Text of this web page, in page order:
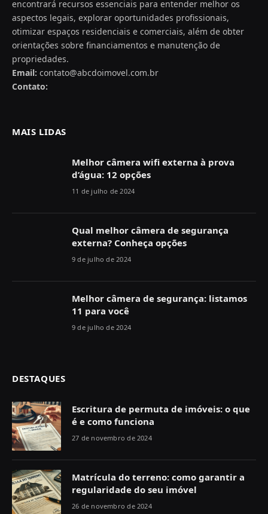
encontrará recursos essenciais para entender melhor os
aspectos legais, explorar oportunidades profissionais,
otimizar espaços residenciais e comerciais, além de obter
orientações sobre financiamentos e manutenção de
propriedades.
Email: contato@abcdoimovel.com.br
Contato:
MAIS LIDAS
Melhor câmera wifi externa à prova
d’água: 12 opções
11 de julho de 2024
Qual melhor câmera de segurança
externa? Conheça opções
9 de julho de 2024
Melhor câmera de segurança: listamos
11 para você
9 de julho de 2024
DESTAQUES
Escritura de permuta de imóveis: o que
é e como funciona
27 de novembro de 2024
Matrícula do terreno: como garantir a
regularidade do seu imóvel
26 de novembro de 2024